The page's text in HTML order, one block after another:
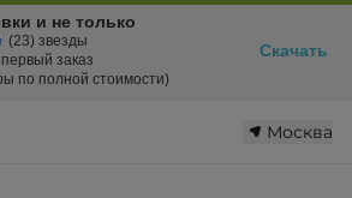
Москва
и не только
(23) звезды
заказ
по полной стоимости)
Скачать